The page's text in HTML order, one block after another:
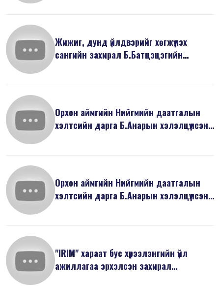
Жижиг, дунд үйлдвэрийг хөгжүүлэх
сангийн захирал Б.Батцэцэгийн
Орхон аймгийн Нийгмийн даатгалын
хэлтсийн дарга Б.Анарын хэлэлцүүлсэн
Орхон аймгийн Нийгмийн даатгалын
хэлтсийн дарга Б.Анарын хэлэлцүүлсэн
"IRIM" хараат бус хүрээлэнгийн үйл
ажиллагаа эрхэлсэн захирал